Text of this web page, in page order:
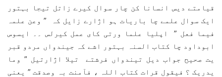
قیامتے دیس انسانا کن چار سوال کیرے زاتل تیجا بہتور
ایک سوال علمے چا باریات ہو اژارے زایل کہ ” وعن علمہ
فیما فعل ” اپلیا علما ورتی کای عمل کیرلس ۔۔ ایسوس
ابوداود چا کتاب السنہ بہتور اشے کہ جیندواں مردو قبر
یت صحیح جواب دیل تیندواں فرشتے تیلا اژارتیل ” وما
یدریک ؟ فیقول قرات کتاب اللہ ، فآمنت بہ وصدقت ” یعنی